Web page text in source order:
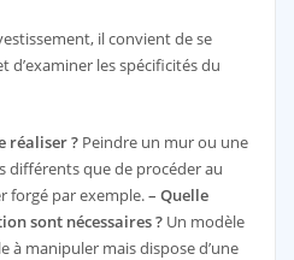
il convient de se
d’examiner les spécificités du
réaliser ?Peindre un mur ou une
différents que de procéder au
forgé par exemple.– Quelle
sont nécessaires ?Un modèle
à manipuler mais dispose d’une